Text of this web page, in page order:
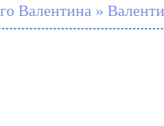
Валентина »